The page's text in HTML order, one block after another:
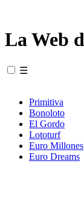
La Web
☰
Primitiva
Bonoloto
El Gordo
Lototurf
Euro Millones
Euro Dreams